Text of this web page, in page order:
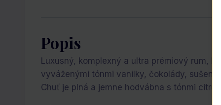
Popis
Luxusný, komplexný a ultra prémiový rum,
vyváženými tónmi vanilky, čokolády,
Chuť je plná a jemne hodvábna s tónmi